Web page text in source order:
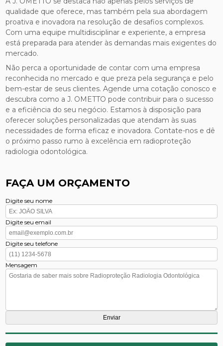
qualidade que oferece, mas também pela sua abordagem
proativa e inovadora na resolução de desafios complexos.
Com uma equipe multidisciplinar e experiente, a empresa
está preparada para atender às demandas mais exigentes do
mercado.
Não perca a oportunidade de contar com uma empresa
reconhecida no mercado e que preza pela segurança e pelo
bem-estar de seus clientes. Agende uma cotação conosco e
descubra como a J. OMETTO pode contribuir para o sucesso
e a eficiência do seu negócio. Estamos à disposição para
oferecer soluções personalizadas que atendam às suas
necessidades de forma eficaz e inovadora. Contate-nos e dê
o próximo passo rumo à excelência em radioproteção
radiologia odontológica.
FAÇA UM ORÇAMENTO
Digite seu nome
Digite seu email
Digite seu telefone
Mensagem